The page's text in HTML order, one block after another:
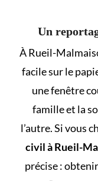
Un
À Rueil-
facile sur le
une fenêtre
famille et la
l’autre. Si vous
civil à Rueil-
précise :